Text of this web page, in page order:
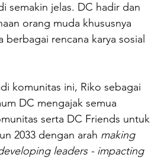
semakin jelas. DC hadir dan
orang muda khususnya
rencana karya sosial
komunitas ini, Riko sebagai
DC mengajak semua
serta DC Friends untuk
2033 dengan arah making
leaders - impacting